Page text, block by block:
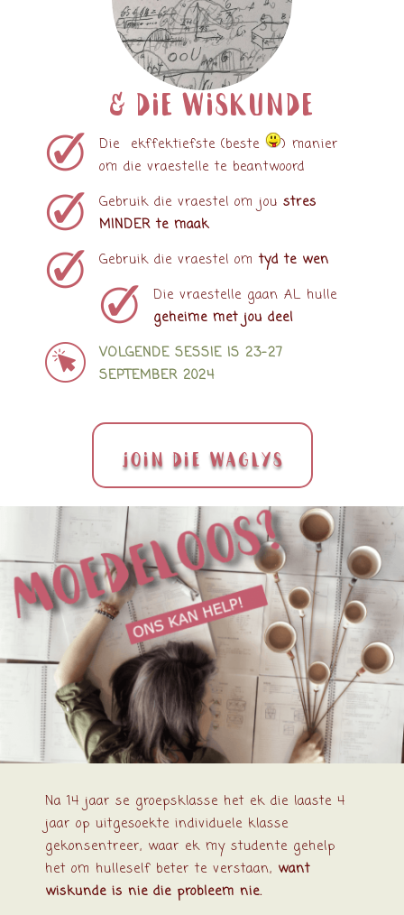
& die wiskunde
Die ekffektiefste (beste
) manier
om die vraestelle te beantwoord
Gebruik die vraestel om jou stres
MINDER te maak
Gebruik die vraestel om tyd te wen
Die vraestelle gaan AL hulle
geheime met jou deel
VOLGENDE SESSIE IS 23-27
SEPTEMBER 2024
Join die waglys
Na 14 jaar se groepsklasse het ek die laaste 4
jaar op uitgesoekte individuele klasse
gekonsentreer, waar ek my studente gehelp
het om hulleself beter te verstaan, want
wiskunde is nie die probleem nie.